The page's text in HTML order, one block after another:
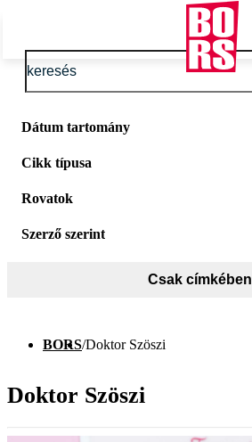
Dátum tartomány
Cikk típusa
Rovatok
Szerző szerint
Csak címkében
BORS/Doktor Szöszi
Doktor Szöszi